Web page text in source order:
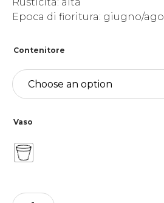
Epoca di fioritura: giugno/
Contenitore
Vaso
Mentha